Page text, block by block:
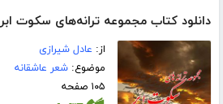
دانلود کتاب مجموعه ترانه‌های سکوت ابر
از: عادل شیرازی
موضوع:شعر عاشقانه
۱۰۵ صفحه